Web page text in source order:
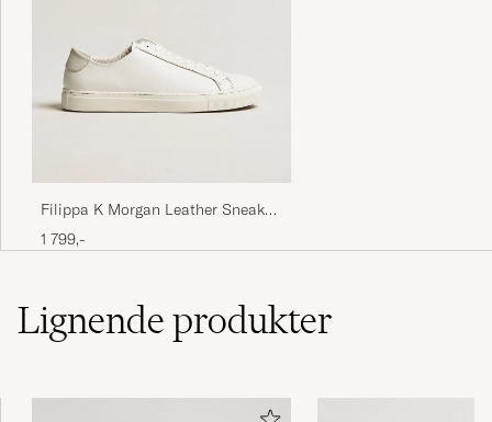
Filippa K Morgan Leather Sneaker
White
1 799,-
Lignendeprodukter